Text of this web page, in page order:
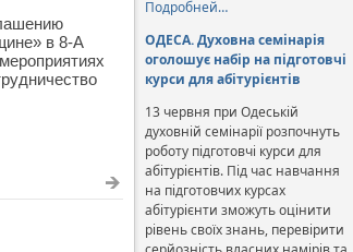
в 8-А
Подробней…
ОДЕСА. Духовна семінарія
оголошує набір на підготовчі
курси для абітурієнтів
13 червня при Одеській
духовній семінарії розпочнуть
роботу підготовчі курси для
абітурієнтів. Під час навчання
на підготовчих курсах
абітурієнти зможуть оцінити
рівень своїх знань, перевірити